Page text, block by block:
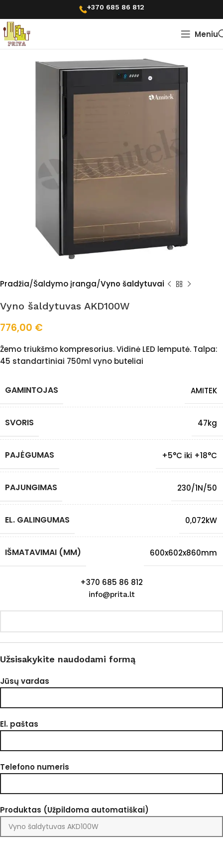
+370 685 86 812
Meniu
Pradžia Šaldymo įranga Vyno šaldytuvai
Vyno šaldytuvas AKD100W
776,00 €
Žemo triukšmo kompresorius. Vidinė LED lemputė. Talpa:
45 standartiniai 750ml vyno buteliai
GAMINTOJAS AMITEK
SVORIS 47kg
PAJĖGUMAS +5°C iki +18°C
PAJUNGIMAS 230/1N/50
EL. GALINGUMAS 0,072kW
IŠMATAVIMAI (MM) 600x602x860mm
+370 685 86 812
info@prita.lt
Užsisakykite naudodami formą
Jūsų vardas
El. paštas
Telefono numeris
Produktas (Užpildoma automatiškai)